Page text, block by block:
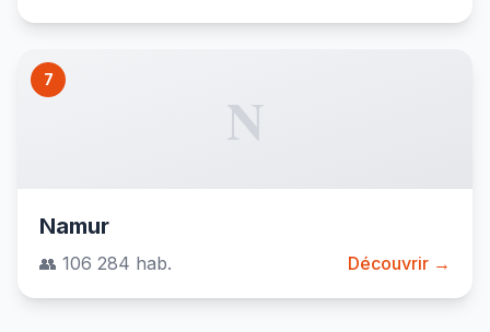
7
N
Namur
👥 106 284 hab. Découvrir →